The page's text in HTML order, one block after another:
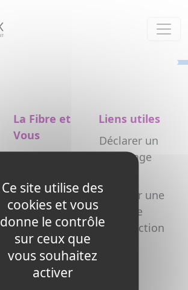
La Fibre et
Vous
Particulier
Collectivité
Opérateur
Copropriétés
/ syndics
Promoteurs /
Liens utiles
Déclarer un
dommage
Déclarer une
nouvelle
construction
Ce site utilise des
cookies et vous
donne le contrôle
sur ceux que
vous souhaitez
activer